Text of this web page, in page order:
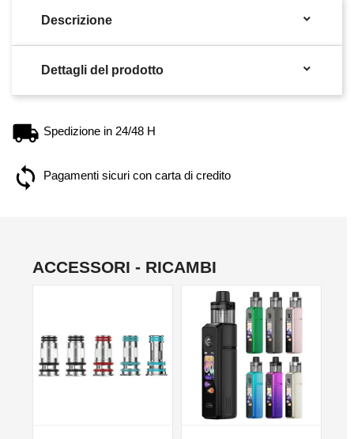
Descrizione 
Dettagli del prodotto 
Spedizione in 24/48 H
Pagamenti sicuri con carta di credito
ACCESSORI - RICAMBI